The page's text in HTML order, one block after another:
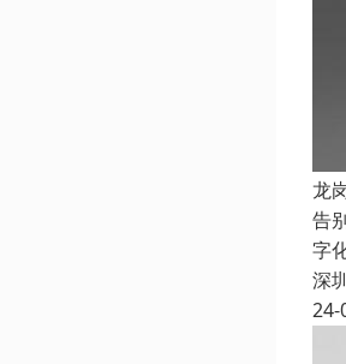
龙
告
字
深
24-